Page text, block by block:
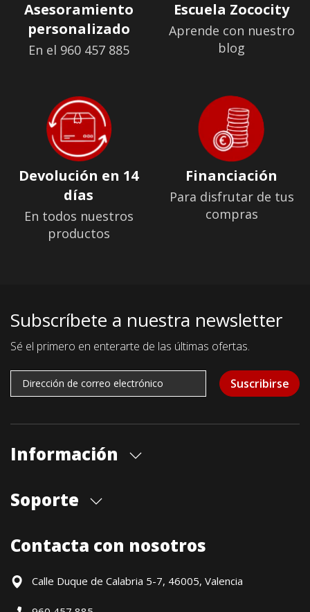
Asesoramiento
personalizado
En el 960 457 885
Escuela Zococity
Aprende con nuestro
blog
Devolución en 14
días
En todos nuestros
productos
Financiación
Para disfrutar de tus
compras
Subscríbete a nuestra newsletter
Sé el primero en enterarte de las últimas ofertas.
Suscribirse
Información
Cita previa tienda
Contacto
Soporte
Formas de pago
Devoluciones / Garantía
Contacta con nosotros
Calle Duque de Calabria 5-7, 46005, Valencia